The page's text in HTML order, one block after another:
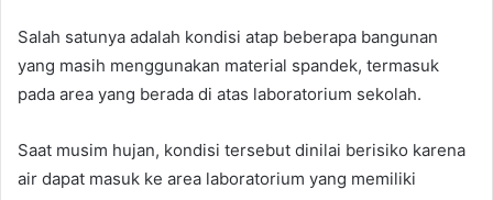
Salah satunya adalah kondisi atap beberapa bangunan
yang masih menggunakan material spandek, termasuk
pada area yang berada di atas laboratorium sekolah.
Saat musim hujan, kondisi tersebut dinilai berisiko karena
air dapat masuk ke area laboratorium yang memiliki